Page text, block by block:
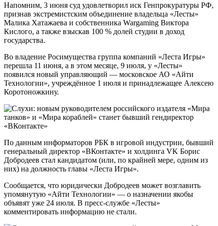
Напомним, 3 июня суд удовлетворил иск Генпрокуратуры РФ,
признав экстремистским объединение владельца «Лесты»
Малика Хатажаева и собственника Wargaming Виктора
Кислого, а также взыскав 100 % долей студии в доход
государства.
Во владение Росимущества группа компаний «Леста Игры»
перешла 11 июня, а в этом месяце, 9 июля, у «Лесты»
появился новый управляющий — московское АО «Айти
Технологии», учреждённое 1 июля и принадлежащее Алексею
Коротоножкину.
По данным информаторов РБК в игровой индустрии, бывший
генеральный директор «ВКонтакте» и холдинга VK Борис
Добродеев стал кандидатом (или, по крайней мере, одним из
них) на должность главы «Леста Игры».
Сообщается, что юридически Добродеев может возглавить
упомянутую «Айти Технологии» — о назначении якобы
объявят уже 24 июля. В пресс-службе «Лесты»
комментировать информацию не стали.